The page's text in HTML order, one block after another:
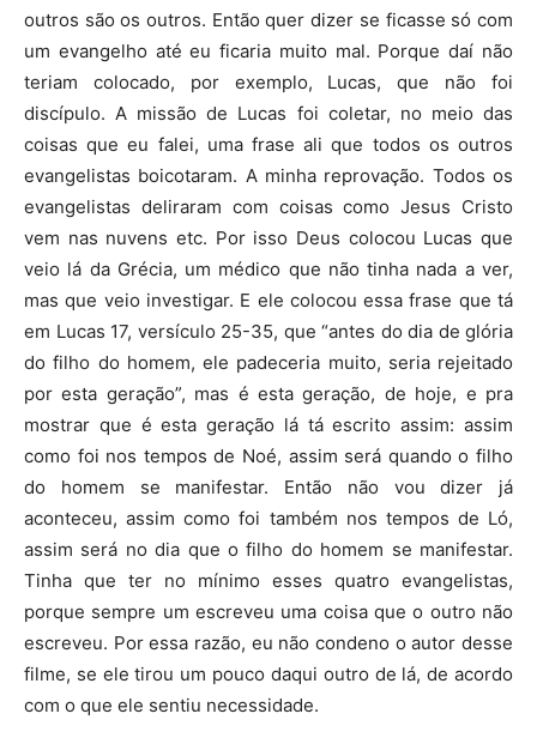
outros são os outros. Então quer dizer se ficasse só com
um evangelho até eu ficaria muito mal. Porque daí não
teriam colocado, por exemplo, Lucas, que não foi
discípulo. A missão de Lucas foi coletar, no meio das
coisas que eu falei, uma frase ali que todos os outros
evangelistas boicotaram. A minha reprovação. Todos os
evangelistas deliraram com coisas como Jesus Cristo
vem nas nuvens etc. Por isso Deus colocou Lucas que
veio lá da Grécia, um médico que não tinha nada a ver,
mas que veio investigar. E ele colocou essa frase que tá
em Lucas 17, versículo 25-35, que “antes do dia de glória
do filho do homem, ele padeceria muito, seria rejeitado
por esta geração”, mas é esta geração, de hoje, e pra
mostrar que é esta geração lá tá escrito assim: assim
como foi nos tempos de Noé, assim será quando o filho
do homem se manifestar. Então não vou dizer já
aconteceu, assim como foi também nos tempos de Ló,
assim será no dia que o filho do homem se manifestar.
Tinha que ter no mínimo esses quatro evangelistas,
porque sempre um escreveu uma coisa que o outro não
escreveu. Por essa razão, eu não condeno o autor desse
filme, se ele tirou um pouco daqui outro de lá, de acordo
com o que ele sentiu necessidade.